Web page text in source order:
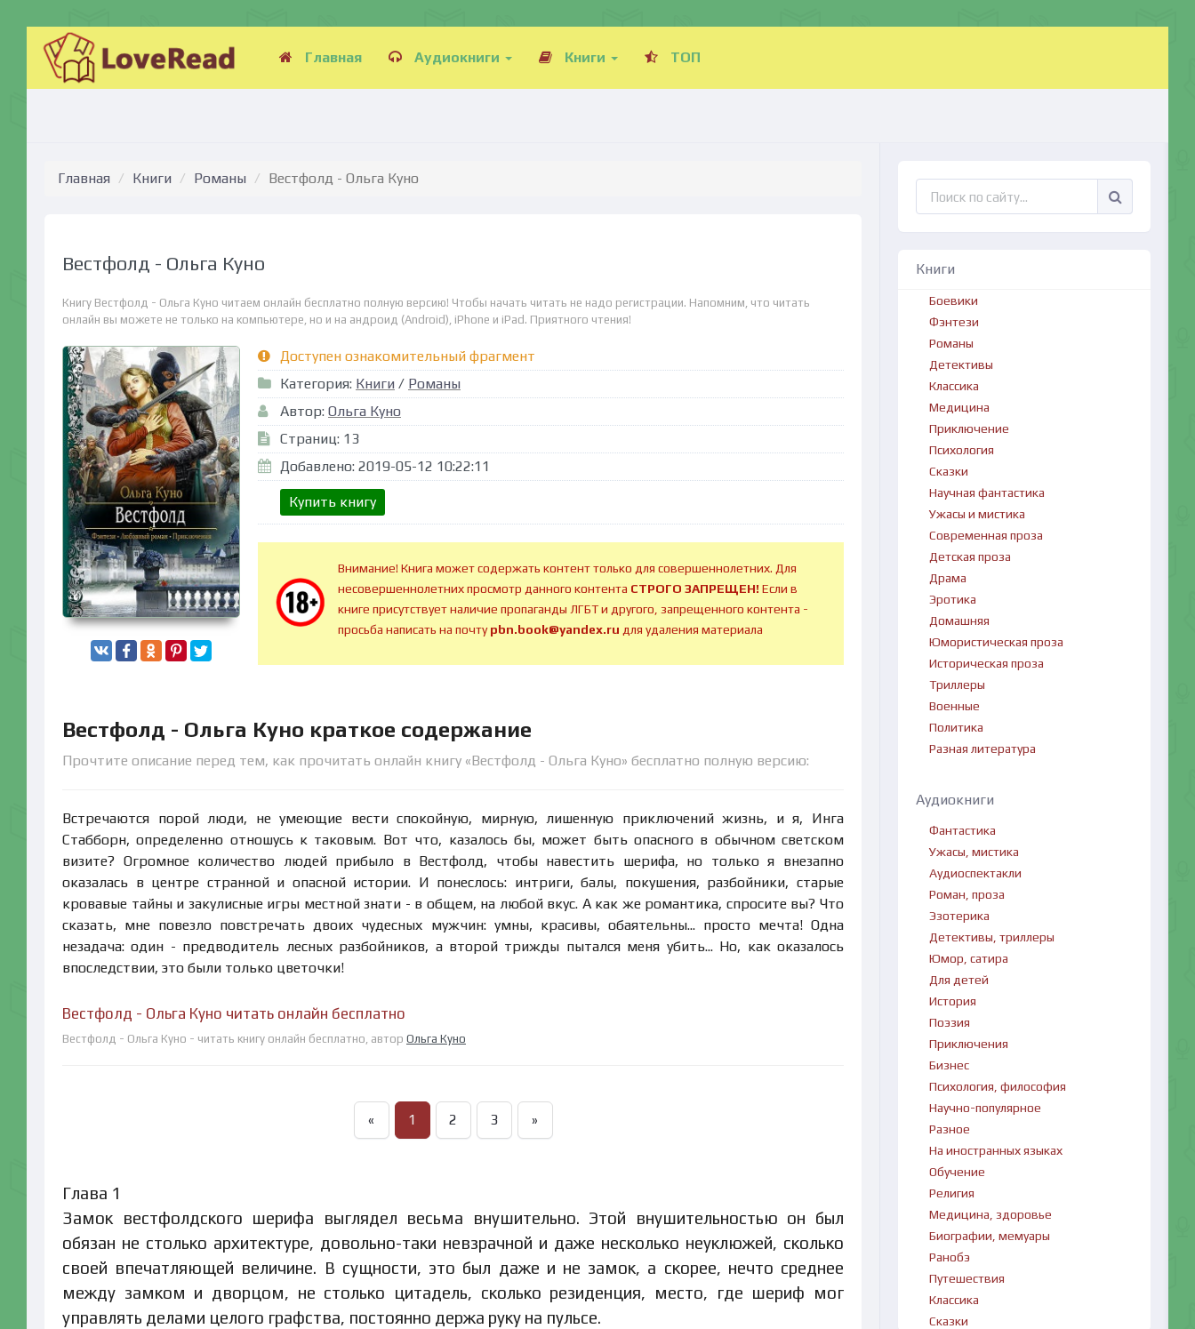
Главная Аудиокниги Книги ТОП
Главная Книги Романы Вестфолд - Ольга Куно
Вестфолд - Ольга Куно
Книгу Вестфолд - Ольга Куно читаем онлайн бесплатно полную версию! Чтобы начать читать не надо регистрации. Напомним, что читать
онлайн вы можете не только на компьютере, но и на андроид (Android), iPhone и iPad. Приятного чтения!
Доступен ознакомительный фрагмент
Категория: Книги / Романы
Автор: Ольга Куно
Страниц: 13
Добавлено: 2019-05-12 10:22:11
Купить книгу
Внимание! Книга может содержать контент только для совершеннолетних. Для
несовершеннолетних просмотр данного контента СТРОГО ЗАПРЕЩЕН!Если в
книге присутствует наличие пропаганды ЛГБТ и другого, запрещенного контента -
просьба написать на почтуpbn.book@yandex.ru для удаления материала
Вестфолд - Ольга Куно краткое содержание
Прочтите описание перед тем, как прочитать онлайн книгу «Вестфолд - Ольга Куно» бесплатно полную версию:
Встречаются порой люди, не умеющие вести спокойную, мирную, лишенную приключений жизнь, и я, Инга
Стабборн, определенно отношусь к таковым. Вот что, казалось бы, может быть опасного в обычном светском
визите? Огромное количество людей прибыло в Вестфолд, чтобы навестить шерифа, но только я внезапно
оказалась в центре странной и опасной истории. И понеслось: интриги, балы, покушения, разбойники, старые
кровавые тайны и закулисные игры местной знати - в общем, на любой вкус. А как же романтика, спросите вы? Что
сказать, мне повезло повстречать двоих чудесных мужчин: умны, красивы, обаятельны... просто мечта! Одна
незадача: один - предводитель лесных разбойников, а второй трижды пытался меня убить... Но, как оказалось
впоследствии, это были только цветочки!
Вестфолд - Ольга Куно читать онлайн бесплатно
Вестфолд - Ольга Куно - читать книгу онлайн бесплатно, автор Ольга Куно
« 1 2 3 »
Глава 1
Замок вестфолдского шерифа выглядел весьма внушительно. Этой внушительностью он был
обязан не столько архитектуре, довольно-таки невзрачной и даже несколько неуклюжей, сколько
своей впечатляющей величине. В сущности, это был даже и не замок, а скорее, нечто среднее
между замком и дворцом, не столько цитадель, сколько резиденция, место, где шериф мог
управлять делами целого графства, постоянно держа руку на пульсе.
Книги
Боевики
Фэнтези
Романы
Детективы
Классика
Медицина
Приключение
Психология
Сказки
Научная фантастика
Ужасы и мистика
Современная проза
Детская проза
Драма
Эротика
Домашняя
Юмористическая проза
Историческая проза
Триллеры
Военные
Политика
Разная литература
Аудиокниги
Фантастика
Ужасы, мистика
Аудиоспектакли
Роман, проза
Эзотерика
Детективы, триллеры
Юмор, сатира
Для детей
История
Поэзия
Приключения
Бизнес
Психология, философия
Научно-популярное
Разное
На иностранных языках
Обучение
Религия
Медицина, здоровье
Биографии, мемуары
Ранобэ
Путешествия
Классика
Сказки